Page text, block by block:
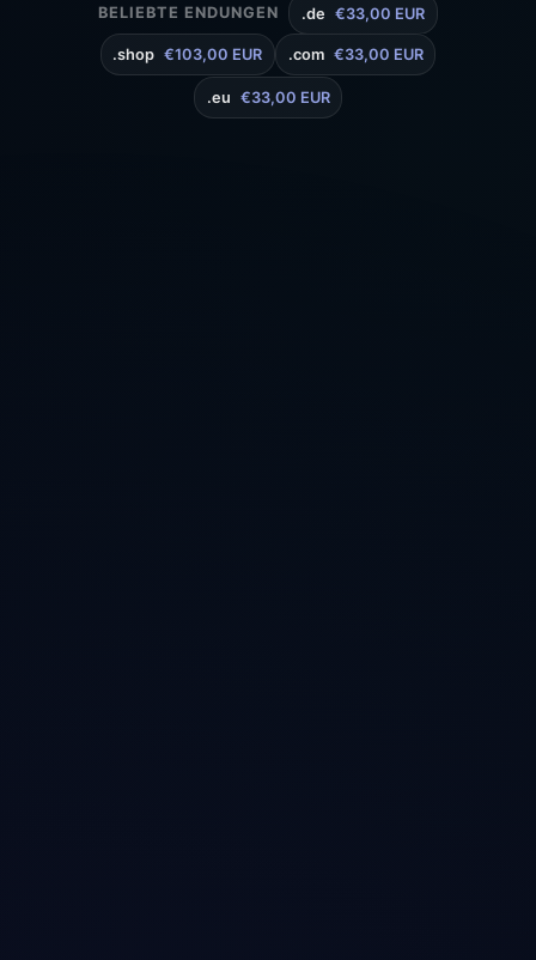
BELIEBTE ENDUNGEN .de €33,00 EUR
.shop €103,00 EUR .com €33,00 EUR
.eu €33,00 EUR